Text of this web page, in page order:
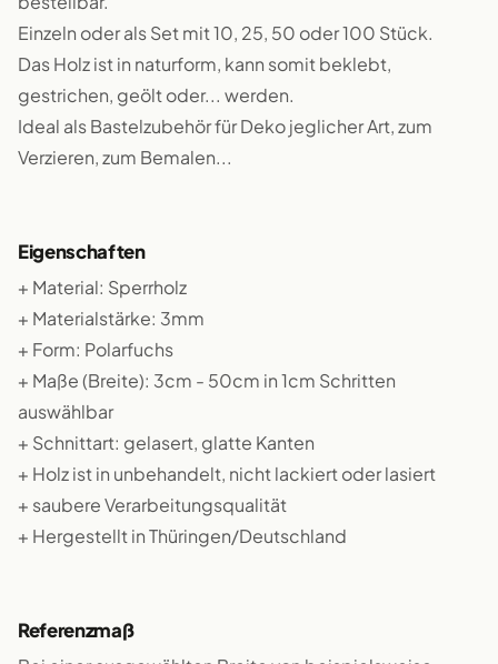
Einzeln oder als Set mit 10, 25, 50 oder 100 Stück.
Das Holz ist in naturform, kann somit beklebt,
gestrichen, geölt oder... werden.
Ideal als Bastelzubehör für Deko jeglicher Art, zum
Verzieren, zum Bemalen...
Eigenschaften
+ Material: Sperrholz
+ Materialstärke: 3mm
+ Form: Polarfuchs
+ Maße (Breite): 3cm - 50cm in 1cm Schritten
auswählbar
+ Schnittart: gelasert, glatte Kanten
+ Holz ist in unbehandelt, nicht lackiert oder lasiert
+ saubere Verarbeitungsqualität
+ Hergestellt in Thüringen/Deutschland
Referenzmaß